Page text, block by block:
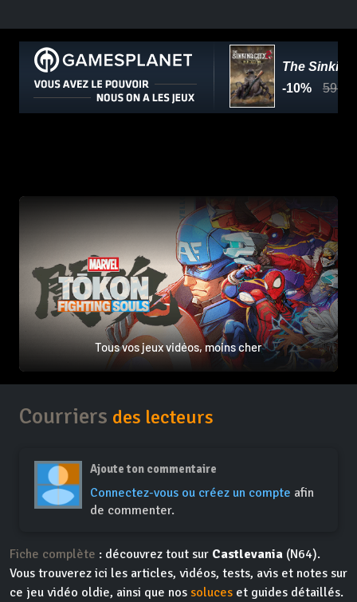
Tous vos jeux vidéos, moins cher
Courriers des lecteurs
Ajoute ton commentaire
Connectez-vous ou créez un compte afin
de commenter.
Fiche complète : découvrez tout sur Castlevania (N64).
Vous trouverez ici les articles, vidéos, tests, avis et notes sur
ce jeu vidéo oldie, ainsi que nos soluces et guides détaillés.